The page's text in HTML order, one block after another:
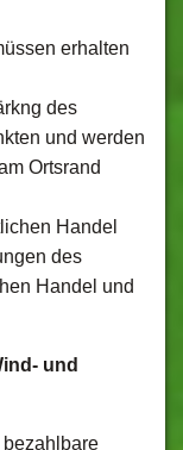
erhalten
des
und werden
Ortsrand
Handel
des
Handel und
und